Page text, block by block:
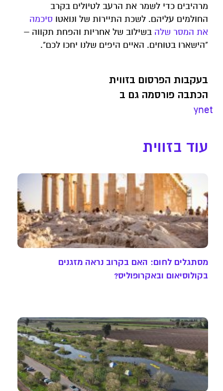
מרהיבים כדי לשמר את הרעב לטיולים בקרב
החולמים עליהם. לשכת התיירות של ונואטו סיכמה
את המסר שלה בשילוב של אחריות והפחת תקווה –
"הישארו בטוחים. האיים היפים שלנו יחכו לכם".
בעקבות הפרסום בזווית
הכתבה פורסמה גם ב
ynet
עוד בזווית
מסתגלים לחום: האם בקרוב נראה מזגנים
בקולוסיאום ובאקרופוליס?